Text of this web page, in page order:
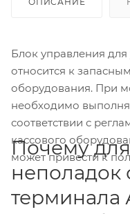
Блок управления
относится к
оборудования. При
необходимо
соответствии с
кассового
может привести к
Почему
неполадок
терминала